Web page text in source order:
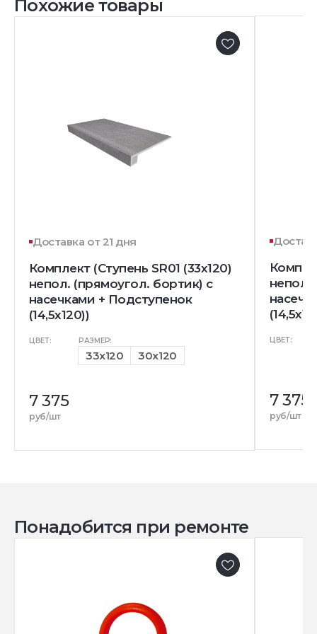
Похожие товары
Доставка от 21 дня
Комплект (Ступень SR01 (33x120)
непол. (прямоугол. бортик) с
насечками + Подступенок
(14,5x120))
ЦВЕТ: РАЗМЕР:
33x120 30x120
7 375
руб/шт
непол.
ЦВЕТ:
7 375
руб/шт
Понадобится при ремонте